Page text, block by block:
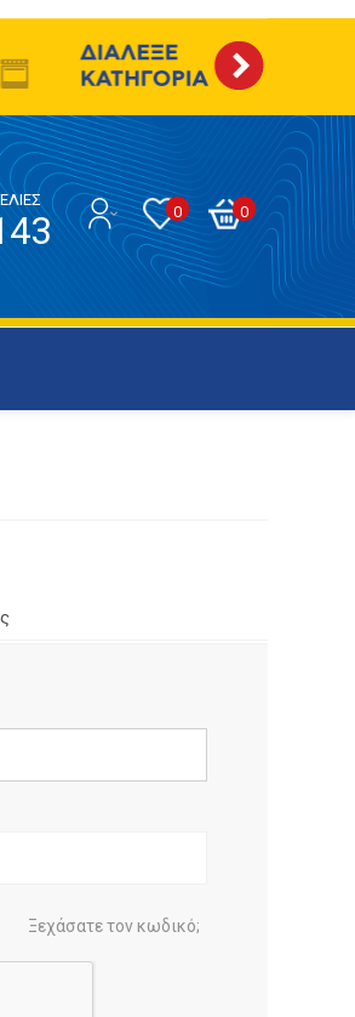
0
0
Ξεχάσατε τον κωδικό;